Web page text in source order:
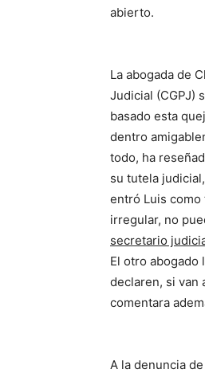
abierto.
La abogada de
Judicial (CGPJ)
basado esta
dentro
todo, ha
su tutela
entró Luis como
irregular, no
secretario
El otro abogado
declaren, si van
comentara
A la denuncia